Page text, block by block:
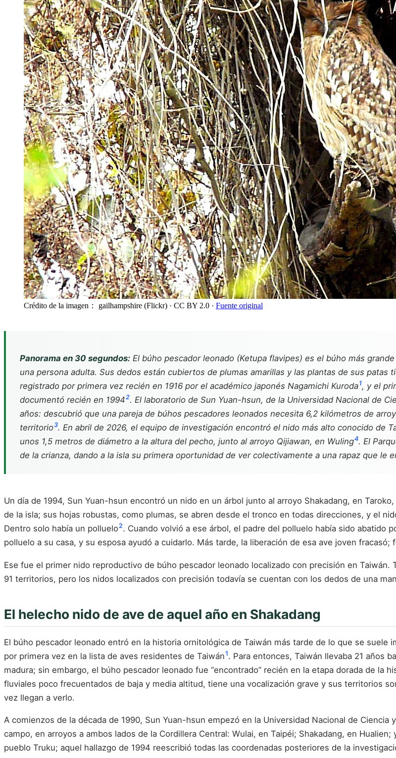
Crédito de la imagen： gailhampshire (Flickr) · CC BY 2.0 · Fuente original
Panorama en 30 segundos: El búho pescador leonado (Ketupa flavipes) es el búho más
una persona adulta. Sus dedos están cubiertos de plumas amarillas y las plantas de sus patas
registrado por primera vez recién en 1916 por el académico japonés Nagamichi Kuroda1, y el
documentó recién en 19942. El laboratorio de Sun Yuan-hsun, de la Universidad Nacional de
años: descubrió que una pareja de búhos pescadores leonados necesita 6,2 kilómetros de
territorio3. En abril de 2026, el equipo de investigación encontró el nido más alto conocido de
unos 1,5 metros de diámetro a la altura del pecho, junto al arroyo Qijiawan, en Wuling4. El
de la crianza, dando a la isla su primera oportunidad de ver colectivamente a una rapaz que le
Un día de 1994, Sun Yuan-hsun encontró un nido en un árbol junto al arroyo Shakadang, en
de la isla; sus hojas robustas, como plumas, se abren desde el tronco en todas direcciones, y el
Dentro solo había un polluelo2. Cuando volvió a ese árbol, el padre del polluelo había sido abatido
polluelo a su casa, y su esposa ayudó a cuidarlo. Más tarde, la liberación de esa ave joven
Ese fue el primer nido reproductivo de búho pescador leonado localizado con precisión en
91 territorios, pero los nidos localizados con precisión todavía se cuentan con los dedos de una
El helecho nido de ave de aquel año en Shakadang
El búho pescador leonado entró en la historia ornitológica de Taiwán más tarde de lo que se suele
por primera vez en la lista de aves residentes de Taiwán1. Para entonces, Taiwán llevaba 21 años
madura; sin embargo, el búho pescador leonado fue “encontrado” recién en la etapa dorada de la
fluviales poco frecuentados de baja y media altitud, tiene una vocalización grave y sus territorios
vez llegan a verlo.
A comienzos de la década de 1990, Sun Yuan-hsun empezó en la Universidad Nacional de
campo, en arroyos a ambos lados de la Cordillera Central: Wulai, en Taipéi; Shakadang, en Hualien;
pueblo Truku; aquel hallazgo de 1994 reescribió todas las coordenadas posteriores de la